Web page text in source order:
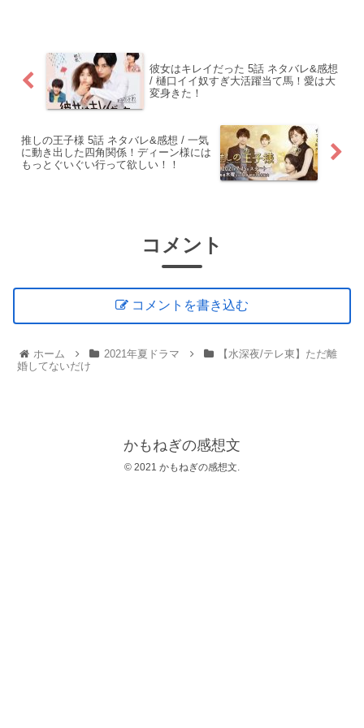
彼女はキレイだった 5話 ネタバレ&感想
/ 樋口イイ奴すぎ大活躍当て馬！愛は大
変身きた！
推しの王子様 5話 ネタバレ&感想 / 一気
に動き出した四角関係！ディーン様には
もっとぐいぐい行って欲しい！！
コメント
コメントを書き込む
ホーム 2021年夏ドラマ
【水深夜/テレ東】ただ離
婚してないだけ
かもねぎの感想文
© 2021 かもねぎの感想文.